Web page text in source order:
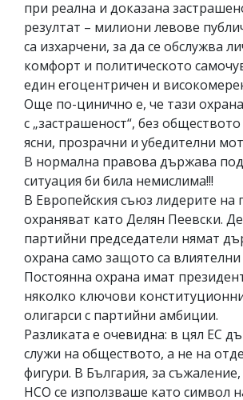
при реална и доказана
резултат – милиони левове
са изхарчени, за да се обслужва
комфорт и политическото
един егоцентричен и
Още по-цинично е, че тази
с „застрашеност“, без
ясни, прозрачни и убедителни
В нормална правова държава
ситуация би била немислима!!!
В Европейския съюз лидерите на
охраняват като Делян Пеевски.
партийни председатели нямат
охрана само защото са влиятелни
Постоянна охрана имат
няколко ключови
олигарси с партийни амбиции.
Разликата е очевидна: в цял ЕС
служи на обществото, а не на
фигури. В България, за
НСО се използваше като символ